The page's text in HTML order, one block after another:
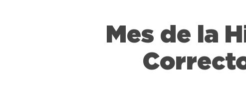
Mes de la